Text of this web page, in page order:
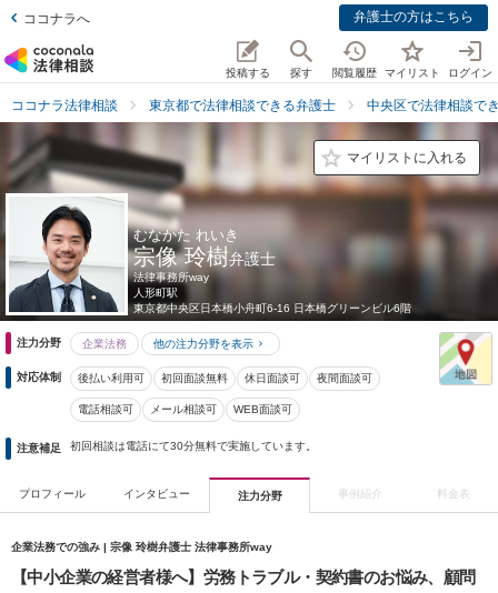
ココナラへ 弁護士の方はこちら
投稿する 探す 閲覧履歴 マイリスト ログイン
ココナラ法律相談 東京都で法律相談できる弁護士 中央区で法律相談で
マイリストに入れる
むなかた れいき
宗像 玲樹弁護士
法律事務所way
人形町駅
東京都中央区日本橋小舟町6-16 日本橋グリーンビル6階
注力分野 企業法務 他の注力分野を表示
対応体制 後払い利用可 初回面談無料 休日面談可 夜間面談可
電話相談可 メール相談可 WEB面談可
注意補足 初回相談は電話にて30分無料で実施しています。
プロフィール インタビュー 注力分野 事例紹介 料金表
企業法務での強み | 宗像 玲樹弁護士 法律事務所way
【中小企業の経営者様へ】労務トラブル・契約書のお悩み、顧問